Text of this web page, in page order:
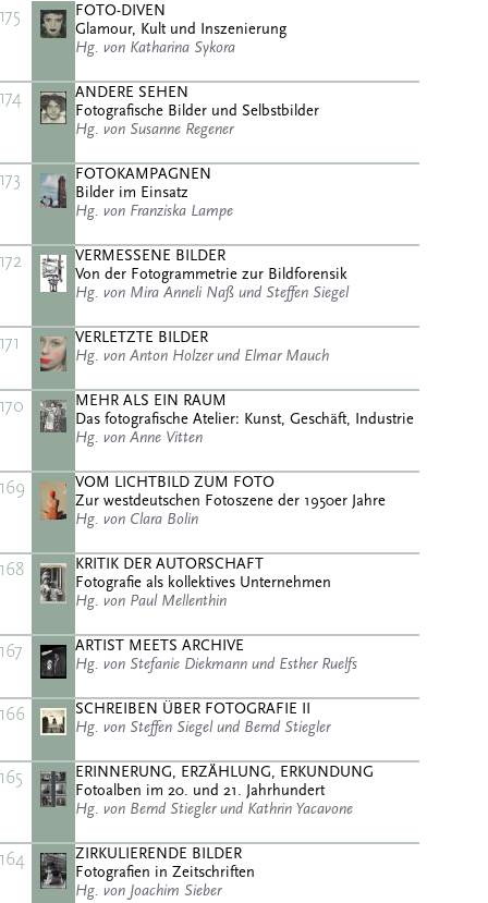
175
FOTO-DIVEN
Glamour, Kult und Inszenierung
Hg. von Katharina Sykora
174
ANDERE SEHEN
Fotografische Bilder und Selbstbilder
Hg. von Susanne Regener
173
FOTOKAMPAGNEN
Bilder im Einsatz
Hg. von Franziska Lampe
172
VERMESSENE BILDER
Von der Fotogrammetrie zur Bildforensik
Hg. von Mira Anneli Naß und Steffen Siegel
171
VERLETZTE BILDER
Hg. von Anton Holzer und Elmar Mauch
170
MEHR ALS EIN RAUM
Das fotografische Atelier: Kunst, Geschäft, Industrie
Hg. von Anne Vitten
169
VOM LICHTBILD ZUM FOTO
Zur westdeutschen Fotoszene der 1950er Jahre
Hg. von Clara Bolin
168
KRITIK DER AUTORSCHAFT
Fotografie als kollektives Unternehmen
Hg. von Paul Mellenthin
167
ARTIST MEETS ARCHIVE
Hg. von Stefanie Diekmann und Esther Ruelfs
166
SCHREIBEN ÜBER FOTOGRAFIE II
Hg. von Steffen Siegel und Bernd Stiegler
165
ERINNERUNG, ERZÄHLUNG, ERKUNDUNG
Fotoalben im 20. und 21. Jahrhundert
Hg. von Bernd Stiegler und Kathrin Yacavone
164
ZIRKULIERENDE BILDER
Fotografien in Zeitschriften
Hg. von Joachim Sieber